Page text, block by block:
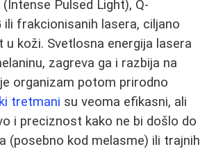
Pulsed Light), Q-
ili frakcionisanih lasera, ciljano
u koži. Svetlosna energija lasera
zagreva ga i razbija na
organizam potom prirodno
tretmani su veoma efikasni, ali
i preciznost kako ne bi došlo do
(posebno kod melasme) ili trajnih